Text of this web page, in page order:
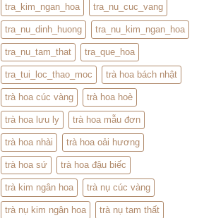
tra_kim_ngan_hoa tra_nu_cuc_vang
tra_nu_dinh_huong tra_nu_kim_ngan_hoa
tra_nu_tam_that tra_que_hoa
tra_tui_loc_thao_moc trà hoa bách nhật
trà hoa cúc vàng trà hoa hoè
trà hoa lưu ly trà hoa mẫu đơn
trà hoa nhài trà hoa oải hương
trà hoa sứ trà hoa đậu biếc
trà kim ngân hoa trà nụ cúc vàng
trà nụ kim ngân hoa trà nụ tam thất